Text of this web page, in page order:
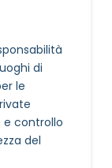
di
le
e controllo
del